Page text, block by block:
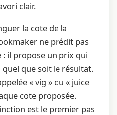
clair.
la cote de la
ne prédit pas
: il propose un prix qui
que soit le résultat.
« vig » ou « juice
cote proposée.
est le premier pas